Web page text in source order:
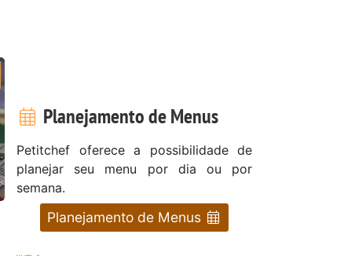
Planejamento de Menus
Petitchef oferece a possibilidade de
planejar seu menu por dia ou por
semana.
Planejamento de Menus